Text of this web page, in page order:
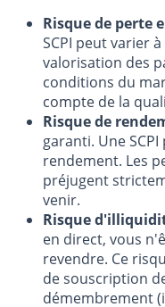
Risque de perte
SCPI peut varier
valorisation des
conditions du
compte de la
Risque de
garanti. Une
rendement. Les
préjugent
venir.
Risque
en direct, vous
revendre. Ce
de souscription
démembrement